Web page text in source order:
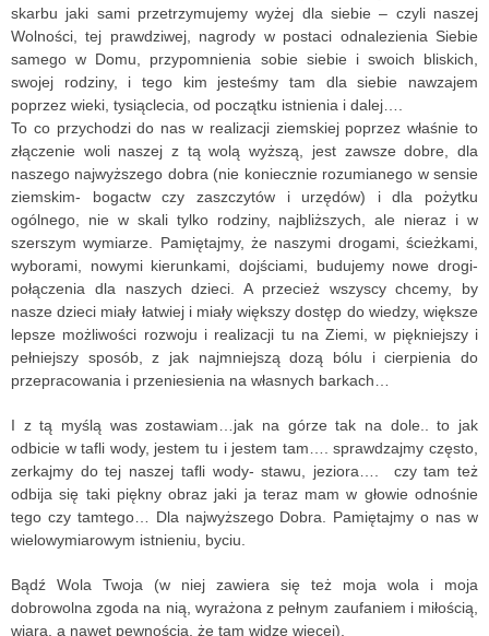
skarbu jaki sami przetrzymujemy wyżej dla siebie – czyli naszej
Wolności, tej prawdziwej, nagrody w postaci odnalezienia Siebie
samego w Domu, przypomnienia sobie siebie i swoich bliskich,
swojej rodziny, i tego kim jesteśmy tam dla siebie nawzajem
poprzez wieki, tysiąclecia, od początku istnienia i dalej….
To co przychodzi do nas w realizacji ziemskiej poprzez właśnie to
złączenie woli naszej z tą wolą wyższą, jest zawsze dobre, dla
naszego najwyższego dobra (nie koniecznie rozumianego w sensie
ziemskim- bogactw czy zaszczytów i urzędów) i dla pożytku
ogólnego, nie w skali tylko rodziny, najbliższych, ale nieraz i w
szerszym wymiarze. Pamiętajmy, że naszymi drogami, ścieżkami,
wyborami, nowymi kierunkami, dojściami, budujemy nowe drogi-
połączenia dla naszych dzieci. A przecież wszyscy chcemy, by
nasze dzieci miały łatwiej i miały większy dostęp do wiedzy, większe
lepsze możliwości rozwoju i realizacji tu na Ziemi, w piękniejszy i
pełniejszy sposób, z jak najmniejszą dozą bólu i cierpienia do
przepracowania i przeniesienia na własnych barkach…
I z tą myślą was zostawiam…jak na górze tak na dole.. to jak
odbicie w tafli wody, jestem tu i jestem tam…. sprawdzajmy często,
zerkajmy do tej naszej tafli wody- stawu, jeziora…. czy tam też
odbija się taki piękny obraz jaki ja teraz mam w głowie odnośnie
tego czy tamtego… Dla najwyższego Dobra. Pamiętajmy o nas w
wielowymiarowym istnieniu, byciu.
Bądź Wola Twoja (w niej zawiera się też moja wola i moja
dobrowolna zgoda na nią, wyrażona z pełnym zaufaniem i miłością,
wiarą, a nawet pewnością, że tam widzę więcej).